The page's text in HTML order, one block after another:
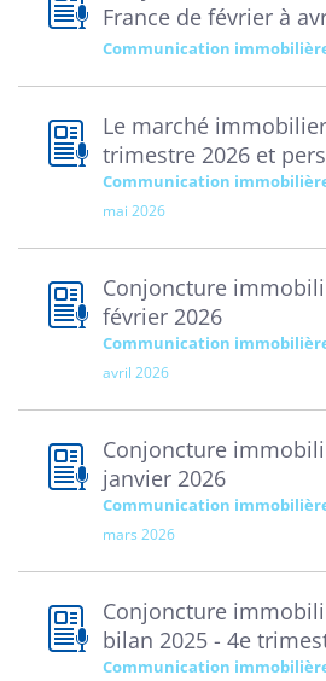
France de février à
Communication
Le marché
trimestre 2026 et
Communication
mai 2026
Conjoncture
février 2026
Communication
avril 2026
Conjoncture
janvier 2026
Communication
mars 2026
Conjoncture
bilan 2025 - 4e
Communication